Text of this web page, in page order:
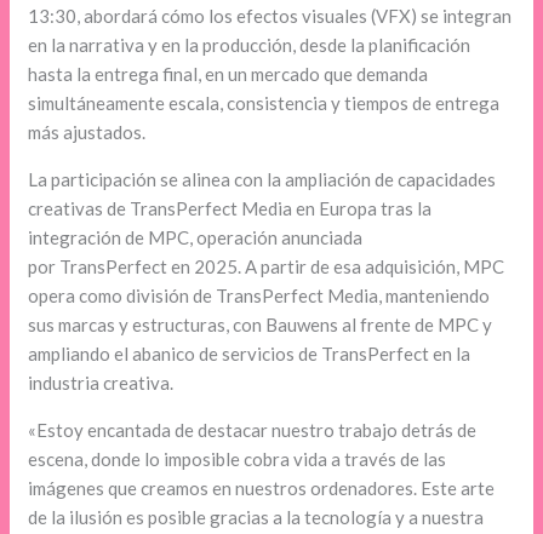
13:30, abordará cómo los efectos visuales (VFX) se integran
en la narrativa y en la producción, desde la planificación
hasta la entrega final, en un mercado que demanda
simultáneamente escala, consistencia y tiempos de entrega
más ajustados.
La participación se alinea con la ampliación de capacidades
creativas de TransPerfect Media en Europa tras la
integración de MPC, operación anunciada
por TransPerfect en 2025. A partir de esa adquisición, MPC
opera como división de TransPerfect Media, manteniendo
sus marcas y estructuras, con Bauwens al frente de MPC y
ampliando el abanico de servicios de TransPerfect en la
industria creativa.
«Estoy encantada de destacar nuestro trabajo detrás de
escena, donde lo imposible cobra vida a través de las
imágenes que creamos en nuestros ordenadores. Este arte
de la ilusión es posible gracias a la tecnología y a nuestra